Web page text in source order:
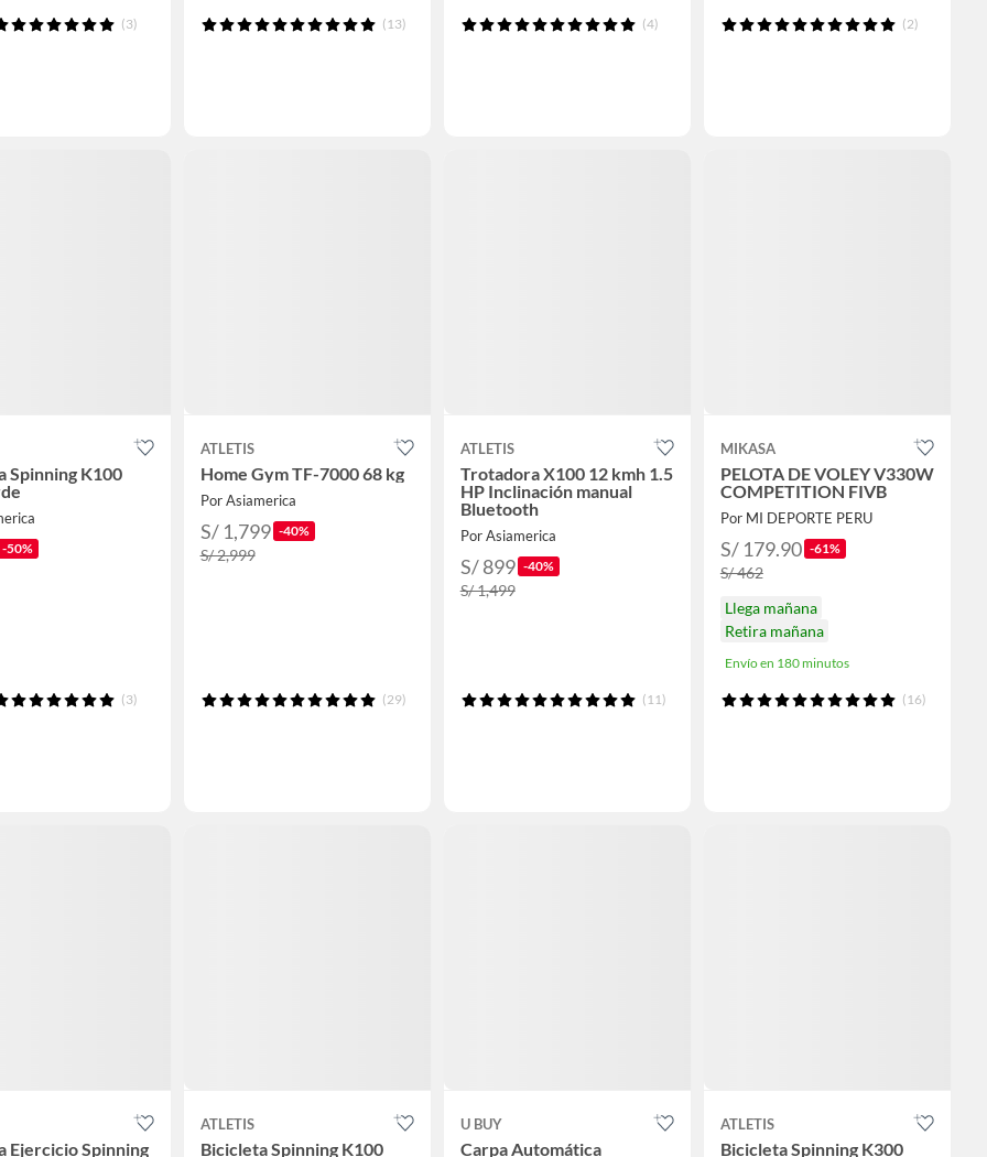
(3) (13) (4) (2)
Spinning K100
-50%
(3)
ATLETIS
Home Gym TF-7000 68 kg
Por Asiamerica
S/ 1,799 -40%
S/ 2,999
(29)
ATLETIS
Trotadora X100 12 kmh 1.5
HP Inclinación manual
Bluetooth
Por Asiamerica
S/ 899 -40%
S/ 1,499
(11)
MIKASA
PELOTA DE VOLEY V330W
COMPETITION FIVB
Por MI DEPORTE PERU
S/ 179.90 -61%
S/ 462
Llega mañana
Retira mañana
Envío en 180 minutos
(16)
Ejercicio Spinning
ATLETIS
Bicicleta Spinning K100
U BUY
Carpa Automática
ATLETIS
Bicicleta Spinning K300